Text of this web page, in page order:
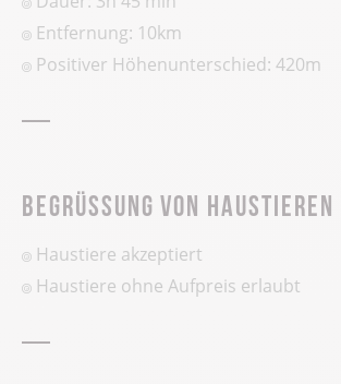
Entfernung: 10km
Positiver Höhenunterschied: 420m
Begrüssung von Haustieren
Haustiere akzeptiert
Haustiere ohne Aufpreis erlaubt